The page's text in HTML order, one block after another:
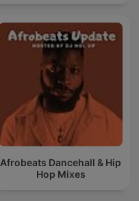
Afrobeats Dancehall & Hip
Hop Mixes